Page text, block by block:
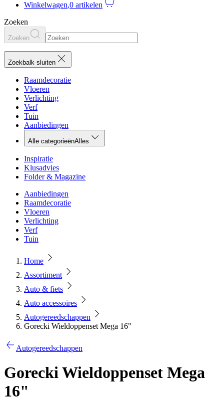
Winkelwagen,0 artikelen
Zoeken
Zoeken
Zoekbalk sluiten
Raamdecoratie
Vloeren
Verlichting
Verf
Tuin
Aanbiedingen
Alle categorieënAlles
Inspiratie
Klusadvies
Folder & Magazine
Aanbiedingen
Raamdecoratie
Vloeren
Verlichting
Verf
Tuin
Home
Assortiment
Auto & fiets
Auto accessoires
Autogereedschappen
Gorecki Wieldoppenset Mega 16"
Autogereedschappen
Gorecki Wieldoppenset Mega
16"